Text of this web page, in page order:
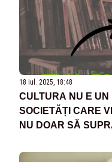
18 iul. 2025, 18:48
CULTURA NU E UN
SOCIETĂȚI CARE
NU DOAR SĂ